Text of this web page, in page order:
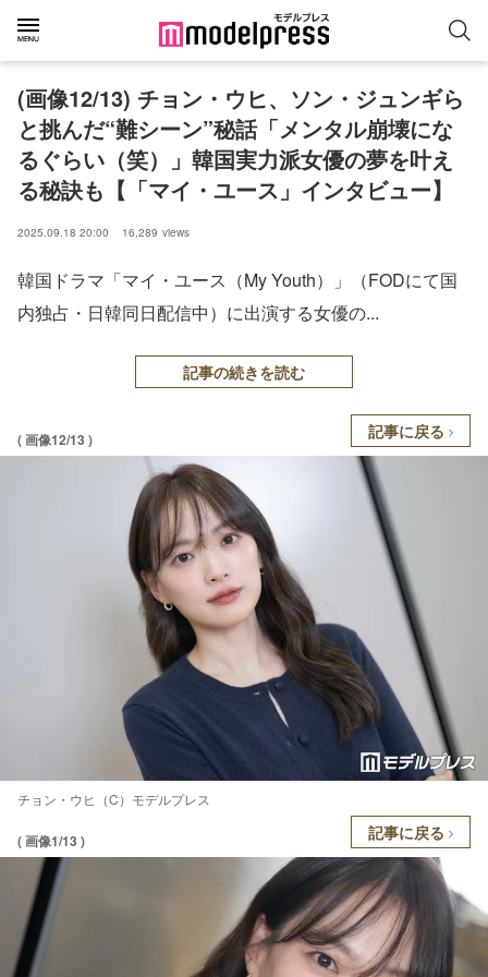
(画像12/13) チョン・ウヒ、ソン・ジュンギら
と挑んだ“難シーン”秘話「メンタル崩壊にな
るぐらい（笑）」韓国実力派女優の夢を叶え
る秘訣も【「マイ・ユース」インタビュー】
2025.09.18 20:00 16,289 views
韓国ドラマ「マイ・ユース（My Youth）」（FODにて国
内独占・日韓同日配信中）に出演する女優の...
記事の続きを読む
( 画像12/13 ) 記事に戻る
チョン・ウヒ（C）モデルプレス
( 画像1/13 ) 記事に戻る